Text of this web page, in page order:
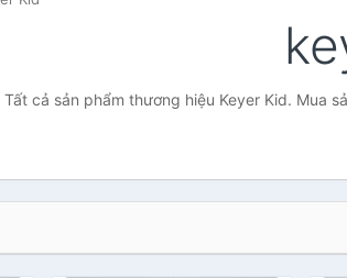
THỜI TRANG TRẺ EM & TRẺ SƠ
VĂN PHÒNG PHẨM SỞ THÍCH & SƯU TẦM
Tất cả sản phẩm thương hiệu Keyer Kid. Mua